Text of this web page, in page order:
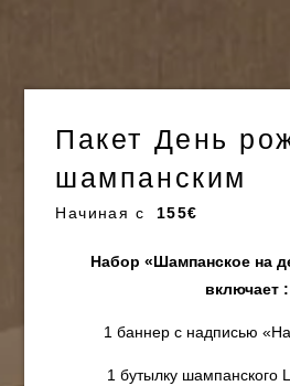
Пакет День
шампанским
Начиная с 155€
Набор «Шампанское на
включает :
1 баннер с надписью
1 бутылку шампанского